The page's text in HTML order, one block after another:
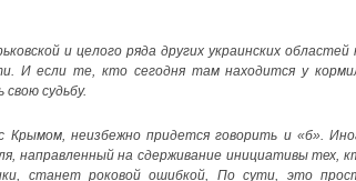
и целого ряда других украинских областей
И если те, кто сегодня там находится у
судьбу.
Крымом, неизбежно придется говорить и «б».
направленный на сдерживание инициативы тех,
станет роковой ошибкой, По сути, это